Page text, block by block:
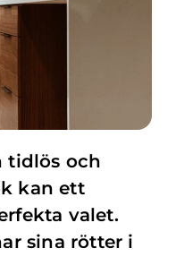
tidlös och
kan ett
valet.
sina rötter i